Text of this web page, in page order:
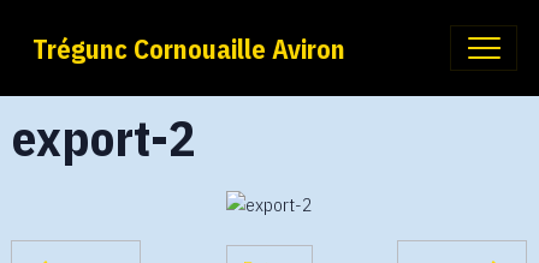
Trégunc Cornouaille Aviron
export-2